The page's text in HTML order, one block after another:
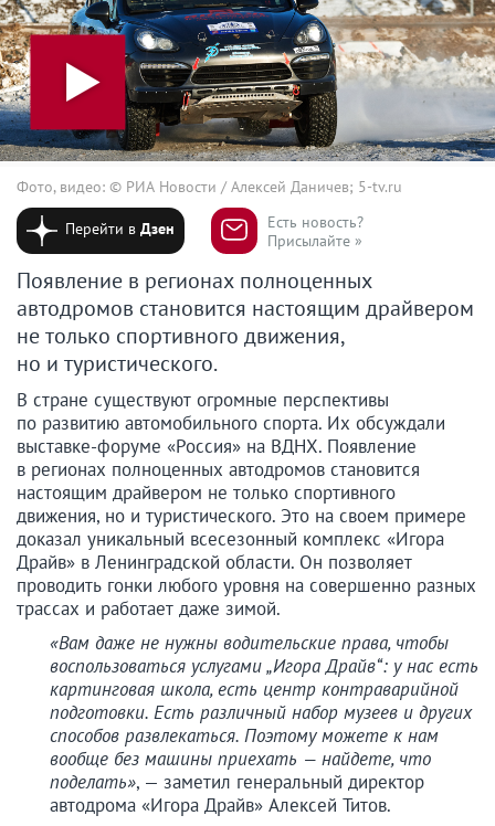
Фото, видео: © РИА Новости / Алексей Даничев; 5-tv.ru
Перейти вДзен
Есть новость?
Присылайте »
Появление в регионах полноценных
автодромов становится настоящим драйвером
не только спортивного движения,
но и туристического.
В стране существуют огромные перспективы
по развитию автомобильного спорта. Их обсуждали
выставке-форуме «Россия» на ВДНХ. Появление
в регионах полноценных автодромов становится
настоящим драйвером не только спортивного
движения, но и туристического. Это на своем примере
доказал уникальный всесезонный комплекс «Игора
Драйв» в Ленинградской области. Он позволяет
проводить гонки любого уровня на совершенно разных
трассах и работает даже зимой.
«Вам даже не нужны водительские права, чтобы
воспользоваться услугами „Игора Драйв“: у нас есть
картинговая школа, есть центр контраварийной
подготовки. Есть различный набор музеев и других
способов развлекаться. Поэтому можете к нам
вообще без машины приехать — найдете, что
поделать», — заметил генеральный директор
автодрома «Игора Драйв» Алексей Титов.